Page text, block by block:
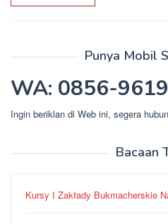
Punya Mobil
WA: 0856-
Ingin beriklan di Web ini, segera
Bacaan
Kursy I Zakłady Bukmacherskie